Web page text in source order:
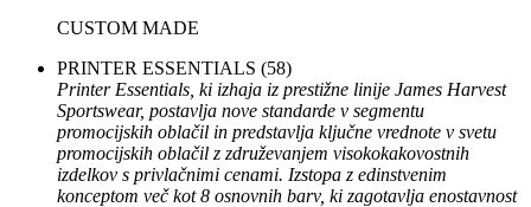
CUSTOM MADE
PRINTER ESSENTIALS (58)
Printer Essentials, ki izhaja iz prestižne linije James Harvest
Sportswear, postavlja nove standarde v segmentu
promocijskih oblačil in predstavlja ključne vrednote v svetu
promocijskih oblačil z združevanjem visokokakovostnih
izdelkov s privlačnimi cenami. Izstopa z edinstvenim
konceptom več kot 8 osnovnih barv, ki zagotavlja enostavnost